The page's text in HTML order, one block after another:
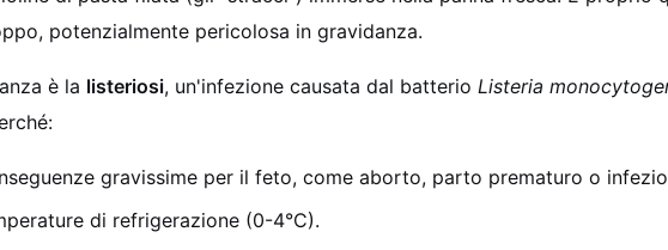
potenzialmente pericolosa in gravidanza.
è la listeriosi, un'infezione causata dal batterio Listeria
gravissime per il feto, come aborto, parto prematuro o
di refrigerazione (0-4°C).